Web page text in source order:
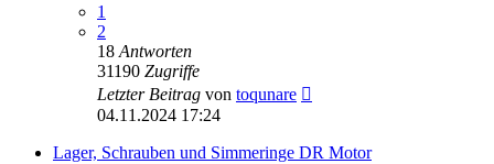
1
2
18 Antworten
31190 Zugriffe
Letzter Beitrag von toqunare
04.11.2024 17:24
Lager, Schrauben und Simmeringe DR Motor